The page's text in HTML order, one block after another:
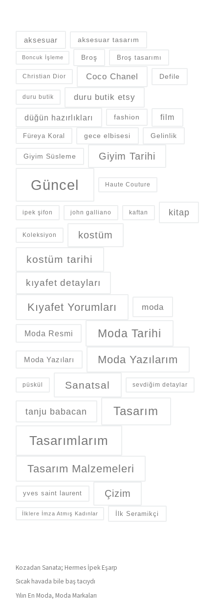
aksesuar aksesuar tasarım
Boncuk İşleme Broş Broş tasarımı
Christian Dior Coco Chanel Defile
duru butik duru butik etsy
düğün hazırlıkları fashion film
Füreya Koral gece elbisesi Gelinlik
Giyim Süsleme Giyim Tarihi
Güncel Haute Couture
ipek şifon john galliano kaftan kitap
Koleksiyon kostüm
kostüm tarihi
kıyafet detayları
Kıyafet Yorumları moda
Moda Resmi Moda Tarihi
Moda Yazıları Moda Yazılarım
püskül Sanatsal sevdiğim detaylar
tanju babacan Tasarım
Tasarımlarım
Tasarım Malzemeleri
yves saint laurent Çizim
İlklere İmza Atmış Kadınlar İlk Seramikçi
Kozadan Sanata; Hermes İpek Eşarp
Sıcak havada bile baş tacıydı
Yılın En Moda, Moda Markaları